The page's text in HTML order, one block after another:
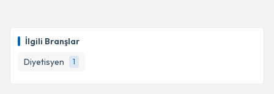
İlgili Branşlar
Diyetisyen
1
hazırlandığında e-posta ile bilgilendireceğiz.
E-posta Adresiniz